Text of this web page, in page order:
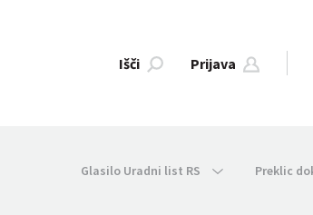
Išči Prijava
Glasilo Uradni list RS Preklic